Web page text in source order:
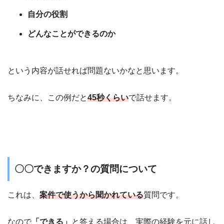
自分の役割
どんなことができるのか
という内容が話せれば問題ないかなと思います。
ちなみに、この例だと45秒くらいで話せます。
〇〇できますか？の質問について
これは、 案件で使うから聞かれている質問です。
なので 「できる」 と答える場合は、実際の経験を元に話し